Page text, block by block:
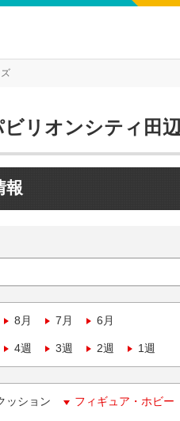
リオンシティ田
報
8月 7月 6月
4週 3週 2週 1週
ッション フィギュア・ホビー